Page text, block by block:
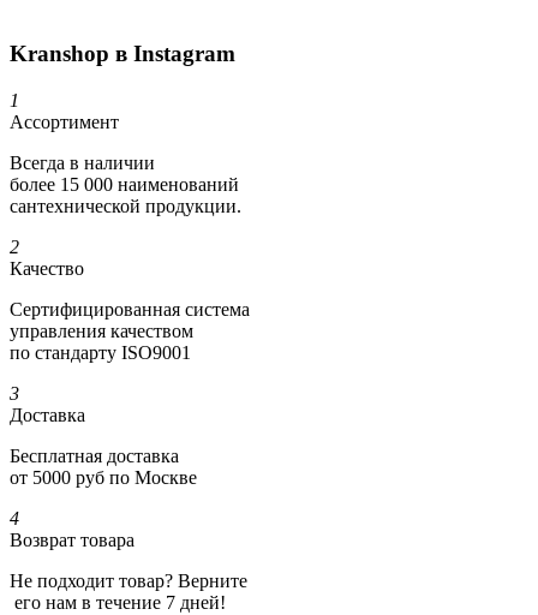
Kranshop в Instagram
1
Ассортимент
Всегда в наличии
более 15 000 наименований
сантехнической продукции.
2
Качество
Сертифициро­ванная система
управления качеством
по стандарту ISO9001
3
Доставка
Бесплатная доставка
от 5000 руб по Москве
4
Возврат товара
Не подходит товар? Верните
его нам в течение 7 дней!